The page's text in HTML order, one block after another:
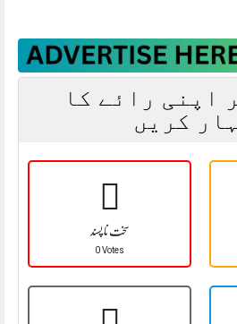
اپنی رائے کا
کریں
سخت نا پسند
0 Votes